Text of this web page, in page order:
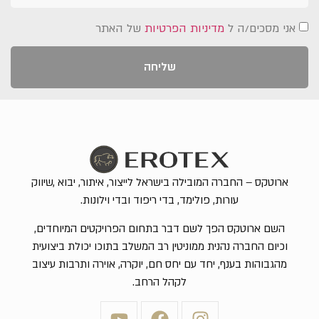
אני מסכים/ה ל מדיניות הפרטיות של האתר
שליחה
ארוטקס – החברה המובילה בישראל לייצור, איתור, יבוא ,שיווק
עורות, פולימד, בדי ריפוד ובדי וילונות.
השם ארוטקס הפך לשם דבר בתחום הפרויקטים המיוחדים,
וכיום החברה נהנית ממוניטין רב המשלב בתוכו יכולת ביצועית
מהגבוהות בענף, יחד עם יחס חם, יוקרה, אוירה ותרבות עיצוב
לקהל הרחב.